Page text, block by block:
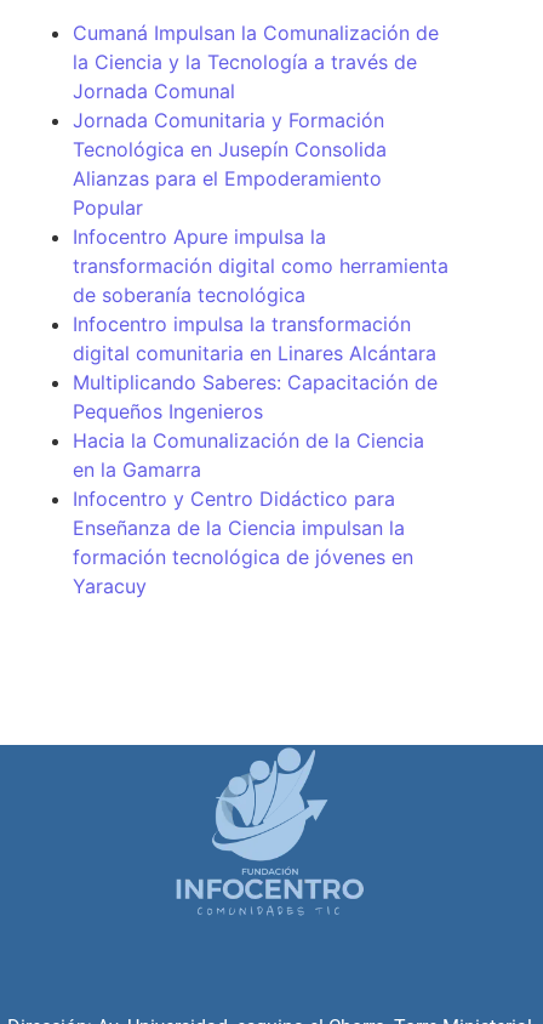
Cumaná Impulsan la Comunalización de
la Ciencia y la Tecnología a través de
Jornada Comunal
Jornada Comunitaria y Formación
Tecnológica en Jusepín Consolida
Alianzas para el Empoderamiento
Popular
Infocentro Apure impulsa la
transformación digital como herramienta
de soberanía tecnológica
Infocentro impulsa la transformación
digital comunitaria en Linares Alcántara
Multiplicando Saberes: Capacitación de
Pequeños Ingenieros
Hacia la Comunalización de la Ciencia
en la Gamarra
Infocentro y Centro Didáctico para
Enseñanza de la Ciencia impulsan la
formación tecnológica de jóvenes en
Yaracuy